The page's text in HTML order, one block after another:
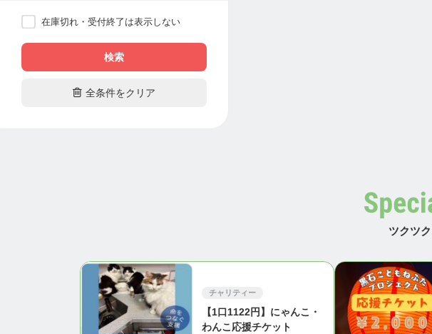
在庫切れ・受付終了は表示しない
検索
 全条件をクリア
ツクツ
チャリティー
【1口1122円】にゃんこ・
わんこ応援チケット